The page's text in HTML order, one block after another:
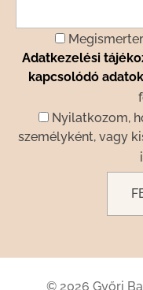
Adatkezelési
kapcsolódó
Nyilatkozom,
személyként, vagy
© 2026 Győri